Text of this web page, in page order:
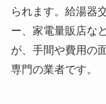
られます。給湯器
ー、家電量販店な
が、手間や費用の
専門の業者です。